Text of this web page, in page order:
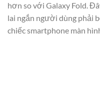
hơn so với Galaxy Fold.
lai ngắn người dùng phải
chiếc smartphone màn